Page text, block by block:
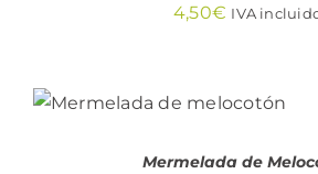
4,50€ IVA
CARRITO
/
Mermelada de